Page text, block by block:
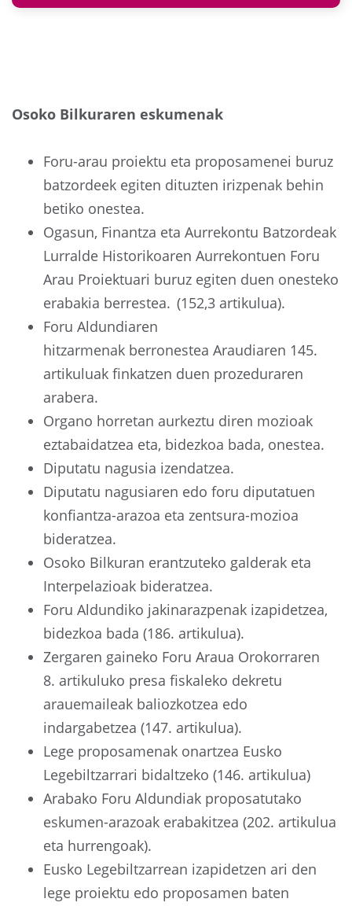
Osoko Bilkuraren eskumenak
Foru-arau proiektu eta proposamenei buruz
batzordeek egiten dituzten irizpenak behin
betiko onestea.
Ogasun, Finantza eta Aurrekontu Batzordeak
Lurralde Historikoaren Aurrekontuen Foru
Arau Proiektuari buruz egiten duen onesteko
erabakia berrestea. (152,3 artikulua).
Foru Aldundiaren
hitzarmenak berronestea Araudiaren 145.
artikuluak finkatzen duen prozeduraren
arabera.
Organo horretan aurkeztu diren mozioak
eztabaidatzea eta, bidezkoa bada, onestea.
Diputatu nagusia izendatzea.
Diputatu nagusiaren edo foru diputatuen
konfiantza-arazoa eta zentsura-mozioa
bideratzea.
Osoko Bilkuran erantzuteko galderak eta
Interpelazioak bideratzea.
Foru Aldundiko jakinarazpenak izapidetzea,
bidezkoa bada (186. artikulua).
Zergaren gaineko Foru Araua Orokorraren
8. artikuluko presa fiskaleko dekretu
arauemaileak baliozkotzea edo
indargabetzea (147. artikulua).
Lege proposamenak onartzea Eusko
Legebiltzarrari bidaltzeko (146. artikulua)
Arabako Foru Aldundiak proposatutako
eskumen-arazoak erabakitzea (202. artikulua
eta hurrengoak).
Eusko Legebiltzarrean izapidetzen ari den
lege proiektu edo proposamen baten